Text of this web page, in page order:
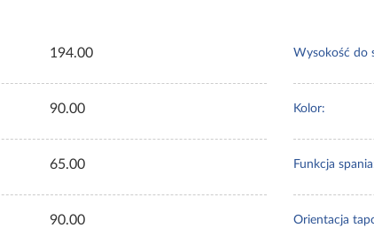
194.00
90.00
65.00
90.00
Wysokość do
Kolor:
Funkcja
Orientacja